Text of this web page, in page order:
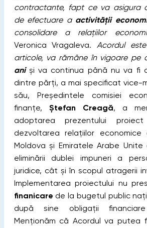
contractante, fapt ce va asigura
de efectuare a activității
consolidare a relațiilor
Veronica Vragaleva.Acordul
articole, va rămâne în vigoare pe
ani și va continua până nu va fi
dintre părți, a mai specificat vice-
său, Președintele comisiei
finanțe, Ștefan Creagă, a
adoptarea prezentului
dezvoltarea relațiilor economice
Moldova și Emiratele Arabe
eliminării dublei impuneri a
juridice, cât și în scopul atragerii
Implementarea proiectului nu
finanicare de la bugetul public
după sine obligații
Menționăm că Acordul va